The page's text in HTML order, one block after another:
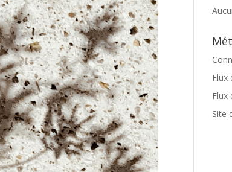
Flux
Flux
Site